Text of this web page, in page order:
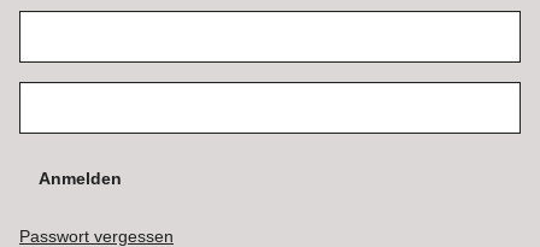
Anmelden
Passwort vergessen